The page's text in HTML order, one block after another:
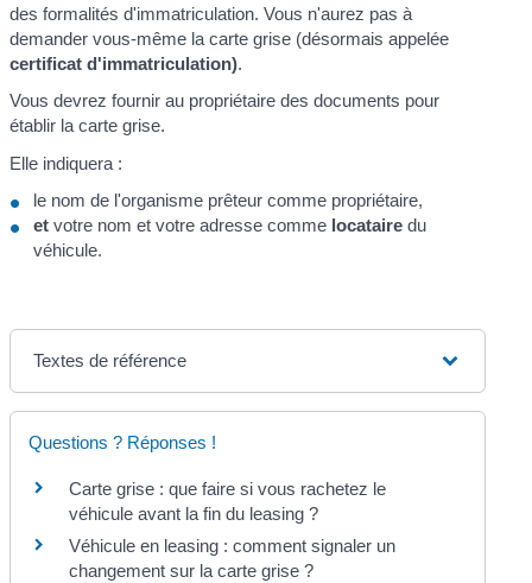
des formalités d'immatriculation. Vous n'aurez pas à
demander vous-même la carte grise (désormais appelée
certificat d'immatriculation).
Vous devrez fournir au propriétaire des documents pour
établir la carte grise.
Elle indiquera :
le nom de l'organisme prêteur comme propriétaire,
et votre nom et votre adresse comme locataire du
véhicule.
Textes de référence
Questions ? Réponses !
Carte grise : que faire si vous rachetez le
véhicule avant la fin du leasing ?
Véhicule en leasing : comment signaler un
changement sur la carte grise ?